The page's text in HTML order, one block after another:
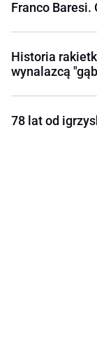
Franco Baresi.
Historia
wynalazcą
78 lat od